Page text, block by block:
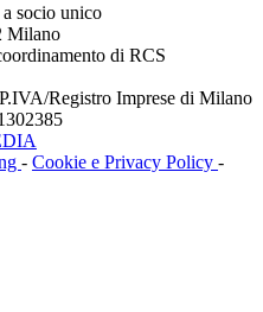
socio unico
Milano
di RCS
Registro Imprese di Milano
- Cookie e Privacy Policy -